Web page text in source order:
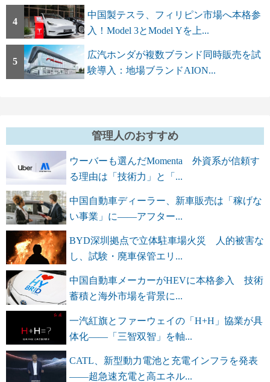
4
中国製テスラ、フィリピン市場へ本格参
入！Model 3とModel Yを上...
5
広汽ホンダが複数ブランド同時販売を試
験導入：地場ブランドAION...
管理人のおすすめ
ウーバーも選んだMomenta 外資系が信頼す
る理由は「技術力」と「...
中国自動車ディーラー、新車販売は「稼げな
い事業」に――アフター...
BYD深圳拠点で立体駐車場火災 人的被害な
し、試験・廃車保管エリ...
中国自動車メーカーがHEVに本格参入 技術
蓄積と海外市場を背景に...
一汽紅旗とファーウェイの「H+H」協業が具
体化――「三智双智」を軸...
CATL、新型動力電池と充電インフラを発表
――超急速充電と高エネル...